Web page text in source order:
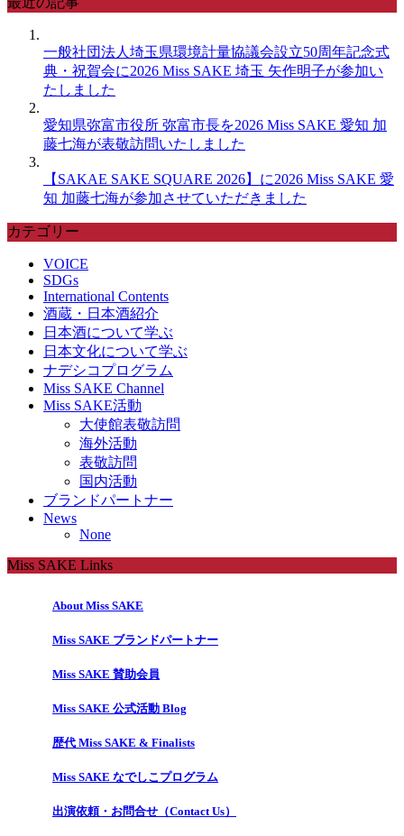
一般社団法人埼玉県環境計量協議会設立50周年記念式
典・祝賀会に2026 Miss SAKE 埼玉 矢作明子が参加い
たしました
愛知県弥富市役所 弥富市長を2026 Miss SAKE 愛知 加
藤七海が表敬訪問いたしました
【SAKAE SAKE SQUARE 2026】に2026 Miss SAKE 愛
知 加藤七海が参加させていただきました
カテゴリー
VOICE
SDGs
International Contents
酒蔵・日本酒紹介
日本酒について学ぶ
日本文化について学ぶ
ナデシコプログラム
Miss SAKE Channel
Miss SAKE活動
大使館表敬訪問
海外活動
表敬訪問
国内活動
ブランドパートナー
News
None
Miss SAKE Links
About Miss SAKE
Miss SAKE ブランドパートナー
Miss SAKE 賛助会員
Miss SAKE 公式活動 Blog
歴代 Miss SAKE & Finalists
Miss SAKE なでしこプログラム
出演依頼・お問合せ（Contact Us）